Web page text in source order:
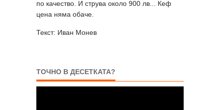
по качество. И струва около 900 лв... Кеф
цена няма обаче.
Текст: Иван Монев
ТОЧНО В ДЕСЕТКАТА?